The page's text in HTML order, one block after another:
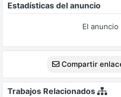
Estadísticas del anuncio
El
Compartir
Trabajos Relacionados